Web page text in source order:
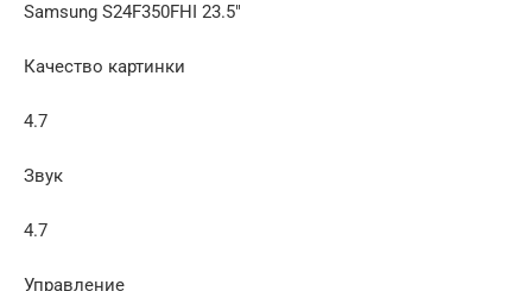
Samsung S24F350FHI 23.5″
Качество картинки
4.7
Звук
4.7
Управление